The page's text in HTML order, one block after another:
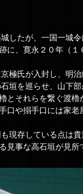
したが、一国一城
に、寛永２０年（１
氏が入封し、明治
垣を巡らせ、山下
とそれらを繋ぐ渡櫓
口や搦手口には家老
現存している点は
見事な高石垣が見所